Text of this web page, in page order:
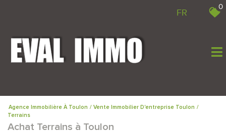
FR
0
Agence Immobilière À Toulon
Vente Immobilier D'entreprise Toulon
Terrains
Achat Terrains à Toulon